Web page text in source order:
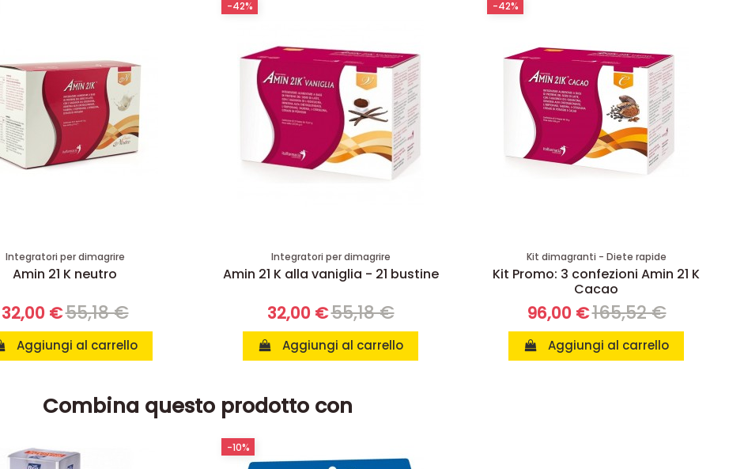
Integratori per dimagrire
32,00 €55,18 €
Aggiungi al carrello
Integratori per dimagrire
32,00 €55,18 €
Aggiungi al carrello
Kit dimagranti - Diete rapide
Kit Promo: 3 confezioni Amin 21 K
Cacao
96,00 €165,52 €
Aggiungi al carrello
Combina questo prodotto con
-10%